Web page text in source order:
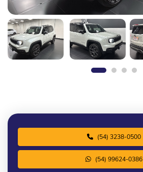
(54) 3238-0500
(54) 99624-0386